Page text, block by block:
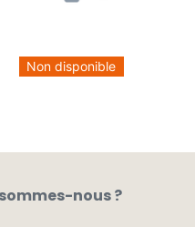
Non disponible
nous ?